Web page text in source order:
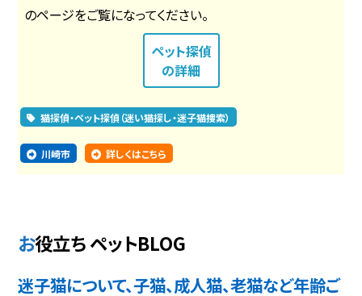
のページをご覧になってください。
ペット探偵
の詳細
猫探偵・ペット探偵（迷い猫探し・迷子猫捜索）
川崎市 詳しくはこちら
お役立ち ペットBLOG
迷子猫について、子猫、成人猫、老猫など年齢ご